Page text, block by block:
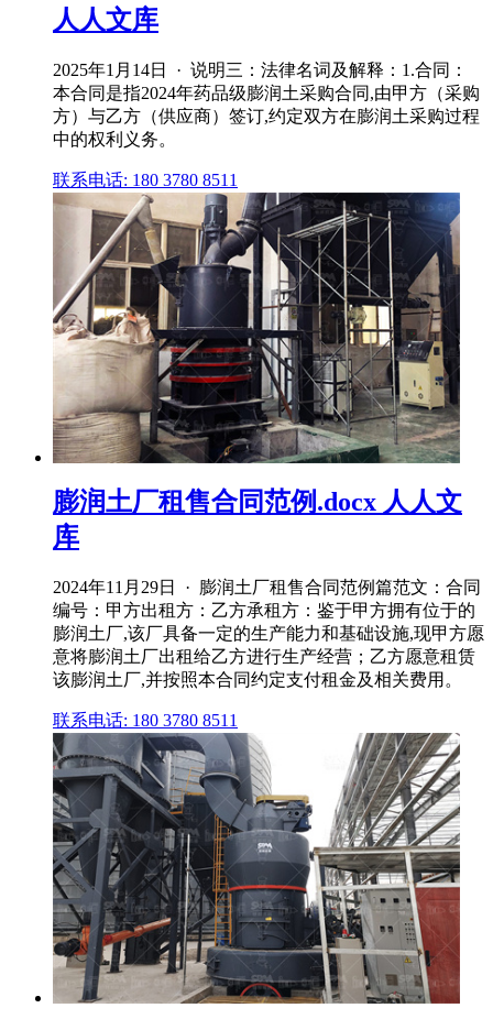
人人文库
2025年1月14日 · 说明三：法律名词及解释：1.合同：
本合同是指2024年药品级膨润土采购合同,由甲方（采购
方）与乙方（供应商）签订,约定双方在膨润土采购过程
中的权利义务。
联系电话: 180 3780 8511
膨润土厂租售合同范例.docx 人人文
库
2024年11月29日 · 膨润土厂租售合同范例篇范文：合同
编号：甲方出租方：乙方承租方：鉴于甲方拥有位于的
膨润土厂,该厂具备一定的生产能力和基础设施,现甲方愿
意将膨润土厂出租给乙方进行生产经营；乙方愿意租赁
该膨润土厂,并按照本合同约定支付租金及相关费用。
联系电话: 180 3780 8511